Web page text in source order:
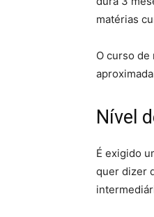
matérias
O curso de
Nível
É exigido
quer dizer